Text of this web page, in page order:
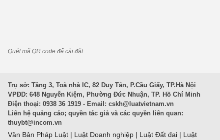
Quét mã QR code để cài đặt
Trụ sở: Tầng 3, Toà nhà IC, 82 Duy Tân, P.Cầu Giấy, TP.Hà Nội
VPĐD: 648 Nguyễn Kiệm, Phường Đức Nhuận, TP. Hồ Chí Minh
Điện thoại: 0938 36 1919 - Email: cskh@luatvietnam.vn
Liên hệ quảng cáo; quyền tác giả và các quyền liên quan:
thuybt@incom.vn
Văn Bản Pháp Luật | Luật Doanh nghiệp | Luật Đất đai | Luật